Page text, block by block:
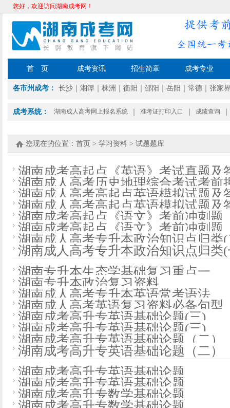
您好，欢迎访问湖南成考网！
首 页 成考资讯 招生简章 成考专业
各市州成考： 长沙 湘潭 株洲 衡阳 邵阳 岳阳 常德 张家
成考系统： 湖南成人高考网上报名系统 准考证打印入口 成绩查询
您现在的位置： 首页 > 学习资料 > 试题题库
湖南成考高起点​《英语》考试真题及
湖南成人高考历史地理综合考试考前
湖南成人高考高起点英语模拟试题及
湖南成人高考高起点英语模拟试题及
湖南成考高起点《语文》考前冲刺题
湖南成考高起点《语文》考前冲刺题
湖南成人高考专升本政治知识点归类(
湖南成人高考专升本政治知识点归类(
湖南专升本生态学基础复习重点一
湖南专升本政治复习资料
湖南成人高考专升本英语常考语法
湖南成人高考英语复习资料必备句型
湖南成考高升专英语基础论题(三)
湖南成考高升专英语基础论题(三)
湖南成考高升专英语基础论题（二）
湖南成考高升专英语基础论题（二）
湖南成考高升专英语基础论题
湖南成考高升专英语基础论题
湖南成考高升专数学基础论题